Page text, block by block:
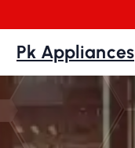
k
t
o
Pk Appliances